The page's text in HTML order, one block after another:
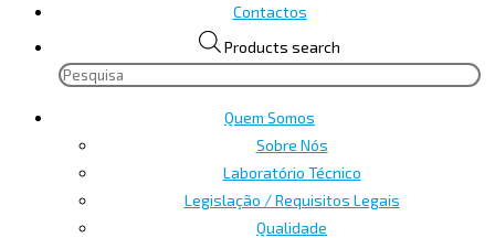
Contactos
Products search
Quem Somos
Sobre Nós
Laboratório Técnico
Legislação / Requisitos Legais
Qualidade